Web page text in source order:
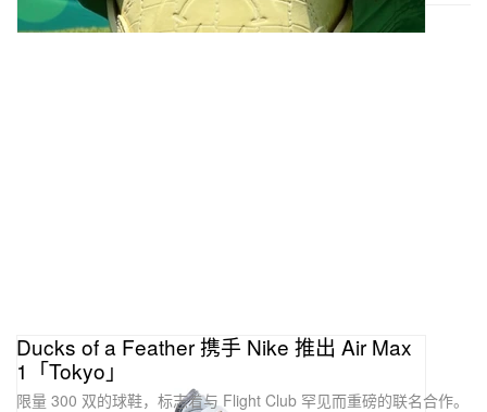
Ducks of a Feather 携手 Nike 推出 Air Max
1「Tokyo」
限量 300 双的球鞋，标志着与 Flight Club 罕见而重磅的联名合作。